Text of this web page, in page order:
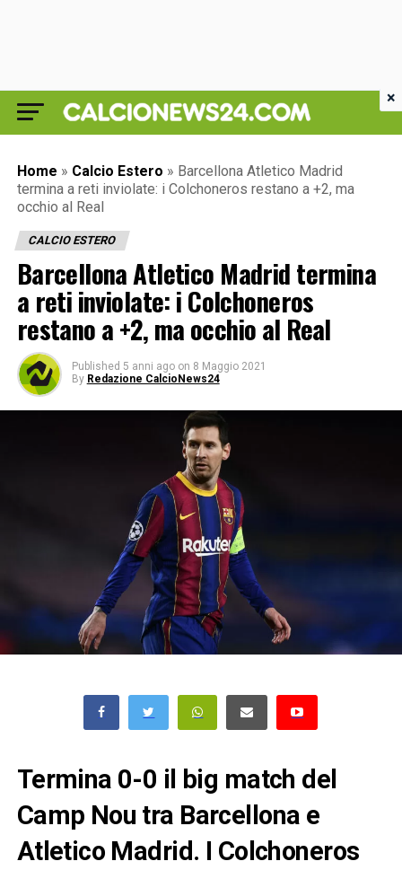
Home » Calcio Estero » Barcellona Atletico Madrid
termina a reti inviolate: i Colchoneros restano a +2, ma
occhio al Real
CALCIO ESTERO
Barcellona Atletico Madrid termina
a reti inviolate: i Colchoneros
restano a +2, ma occhio al Real
Published 5 anni ago on 8 Maggio 2021
By Redazione CalcioNews24
Termina 0-0 il big match del
Camp Nou tra Barcellona e
Atletico Madrid. I Colchoneros
×